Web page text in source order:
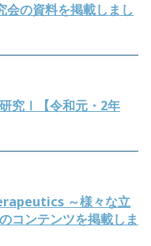
会の資料を掲載しまし
究Ⅰ【令和元・2年
～様々な立
コンテンツを掲載しま